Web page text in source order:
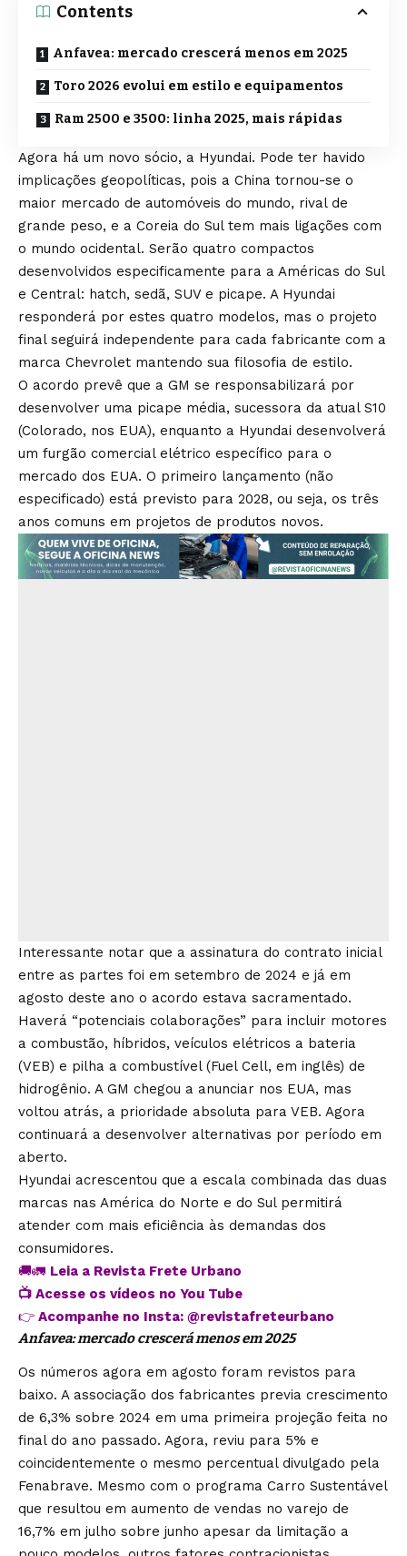
Contents
Anfavea: mercado crescerá menos em 2025
Toro 2026 evolui em estilo e equipamentos
Ram 2500 e 3500: linha 2025, mais rápidas
Agora há um novo sócio, a Hyundai. Pode ter havido
implicações geopolíticas, pois a China tornou-se o
maior mercado de automóveis do mundo, rival de
grande peso, e a Coreia do Sul tem mais ligações com
o mundo ocidental. Serão quatro compactos
desenvolvidos especificamente para a Américas do Sul
e Central: hatch, sedã, SUV e picape. A Hyundai
responderá por estes quatro modelos, mas o projeto
final seguirá independente para cada fabricante com a
marca Chevrolet mantendo sua filosofia de estilo.
O acordo prevê que a GM se responsabilizará por
desenvolver uma picape média, sucessora da atual S10
(Colorado, nos EUA), enquanto a Hyundai desenvolverá
um furgão comercial elétrico específico para o
mercado dos EUA. O primeiro lançamento (não
especificado) está previsto para 2028, ou seja, os três
anos comuns em projetos de produtos novos.
Interessante notar que a assinatura do contrato inicial
entre as partes foi em setembro de 2024 e já em
agosto deste ano o acordo estava sacramentado.
Haverá “potenciais colaborações” para incluir motores
a combustão, híbridos, veículos elétricos a bateria
(VEB) e pilha a combustível (Fuel Cell, em inglês) de
hidrogênio. A GM chegou a anunciar nos EUA, mas
voltou atrás, a prioridade absoluta para VEB. Agora
continuará a desenvolver alternativas por período em
aberto.
Hyundai acrescentou que a escala combinada das duas
marcas nas América do Norte e do Sul permitirá
atender com mais eficiência às demandas dos
consumidores.
🚚🚛 Leia a Revista Frete Urbano
📺 Acesse os vídeos no You Tube
👉 Acompanhe no Insta: @revistafreteurbano
Anfavea: mercado crescerá menos em 2025
Os números agora em agosto foram revistos para
baixo. A associação dos fabricantes previa crescimento
de 6,3% sobre 2024 em uma primeira projeção feita no
final do ano passado. Agora, reviu para 5% e
coincidentemente o mesmo percentual divulgado pela
Fenabrave. Mesmo com o programa Carro Sustentável
que resultou em aumento de vendas no varejo de
16,7% em julho sobre junho apesar da limitação a